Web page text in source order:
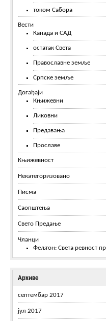
током Сабора
Вести
Канада и САД
остатак Света
Православне земље
Српске земље
Догађаји
Књижевни
Ликовни
Предавања
Прославе
Књижевност
Некатегоризовано
Писма
Саопштења
Свето Предање
Чланци
Фељтон: Света ревност
Архиве
септембар 2017
јул 2017